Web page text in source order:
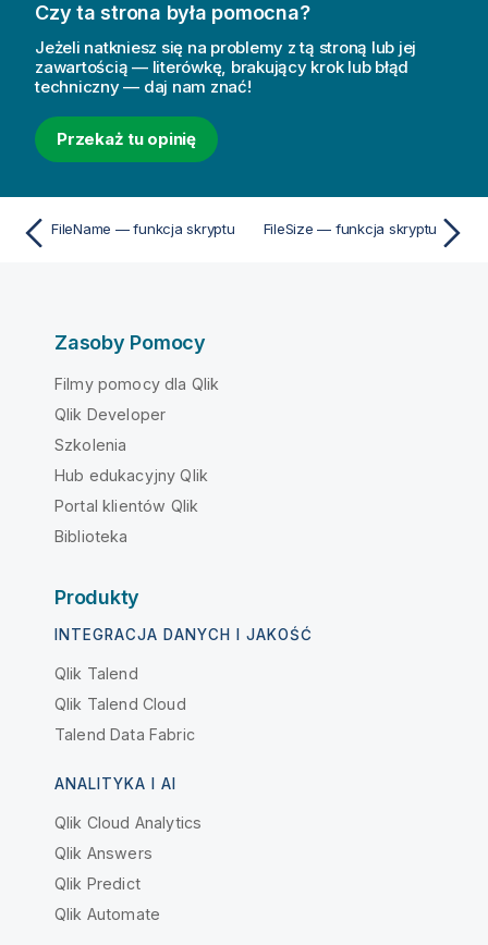
Czy ta strona była pomocna?
Jeżeli natkniesz się na problemy z tą stroną lub jej
zawartością — literówkę, brakujący krok lub błąd
techniczny — daj nam znać!
Przekaż tu opinię
FileName — funkcja skryptu FileSize — funkcja skryptu
Zasoby Pomocy
Filmy pomocy dla Qlik
Qlik Developer
Szkolenia
Hub edukacyjny Qlik
Portal klientów Qlik
Biblioteka
Produkty
INTEGRACJA DANYCH I JAKOŚĆ
Qlik Talend
Qlik Talend Cloud
Talend Data Fabric
ANALITYKA I AI
Qlik Cloud Analytics
Qlik Answers
Qlik Predict
Qlik Automate